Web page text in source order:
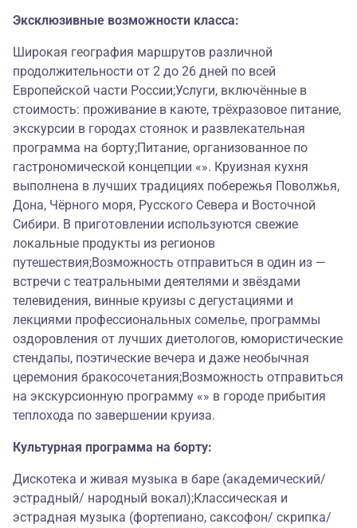
Эксклюзивные возможности класса:
Широкая география маршрутов различной
продолжительности от 2 до 26 дней по всей
Европейской части России;Услуги, включённые в
стоимость: проживание в каюте, трёхразовое питание,
экскурсии в городах стоянок и развлекательная
программа на борту;Питание, организованное по
гастрономической концепции «». Круизная кухня
выполнена в лучших традициях побережья Поволжья,
Дона, Чёрного моря, Русского Севера и Восточной
Сибири. В приготовлении используются свежие
локальные продукты из регионов
путешествия;Возможность отправиться в один из —
встречи с театральными деятелями и звёздами
телевидения, винные круизы с дегустациями и
лекциями профессиональных сомелье, программы
оздоровления от лучших диетологов, юмористические
стендапы, поэтические вечера и даже необычная
церемония бракосочетания;Возможность отправиться
на экскурсионную программу «» в городе прибытия
теплохода по завершении круиза.
Культурная программа на борту:
Дискотека и живая музыка в баре (академический/
эстрадный/ народный вокал);Классическая и
эстрадная музыка (фортепиано, саксофон/ скрипка/